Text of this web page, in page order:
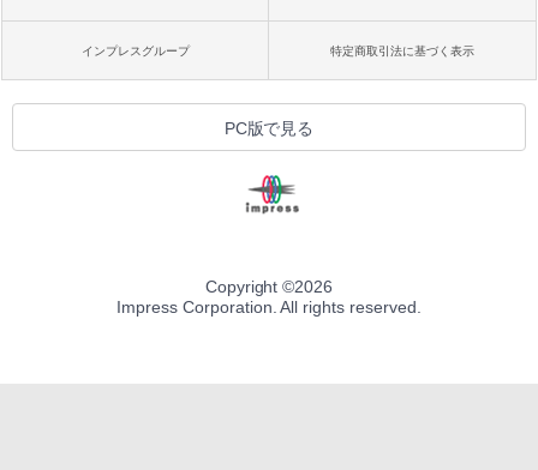
ードウェア・市販ソフトウェアのパーフ
ェクトリストと最新エミュレータ紹介
ージ、防水、7インチカラーディスプレ
イ、色調調節ライト、最大8週間持続バッ
テリー、広告無し、ブラック (2025年発
売)
￥31,980
New Amazon Kindle Scribe Colorsoft |
11インチカラーディスプレイ、64GBスト
き、グラファイト
￥115,980
インプレスグループ 特定商取引法に基づく表示
PC版で見る
Copyright ©2026
Impress Corporation. All rights reserved.